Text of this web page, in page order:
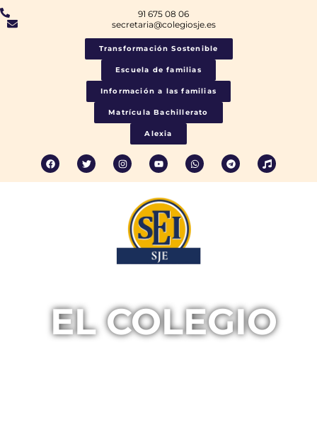
91 675 08 06
secretaria@colegiosje.es
Transformación Sostenible
Escuela de familias
Información a las familias
Matrícula Bachillerato
Alexia
EL COLEGIO